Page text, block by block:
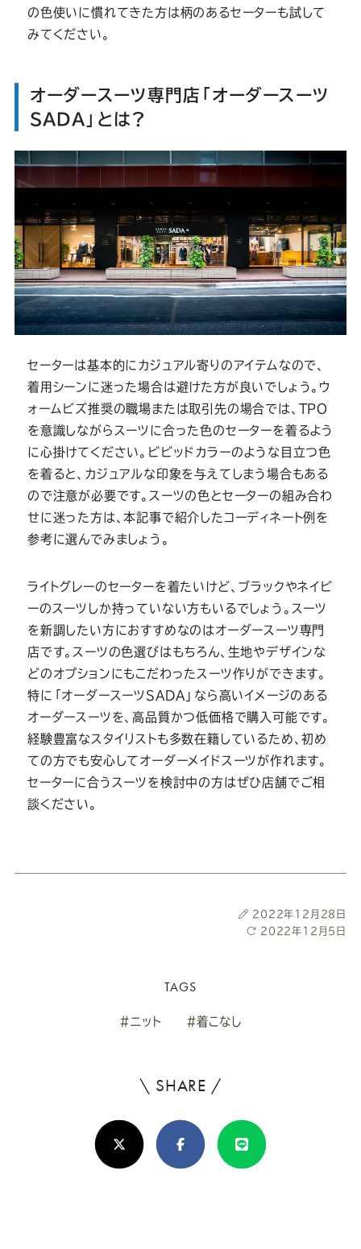
の色使いに慣れてきた方は柄のあるセーターも試して
みてください。
オーダースーツ専門店「オーダースーツ
SADA」とは？
セーターは基本的にカジュアル寄りのアイテムなので、
着用シーンに迷った場合は避けた方が良いでしょう。ウ
ォームビズ推奨の職場または取引先の場合では、TPO
を意識しながらスーツに合った色のセーターを着るよう
に心掛けてください。ビビッドカラーのような目立つ色
を着ると、カジュアルな印象を与えてしまう場合もある
ので注意が必要です。スーツの色とセーターの組み合わ
せに迷った方は、本記事で紹介したコーディネート例を
参考に選んでみましょう。
ライトグレーのセーターを着たいけど、ブラックやネイビ
ーのスーツしか持っていない方もいるでしょう。スーツ
を新調したい方におすすめなのはオーダースーツ専門
店です。スーツの色選びはもちろん、生地やデザインな
どのオプションにもこだわったスーツ作りができます。
特に「オーダースーツSADA」なら高いイメージのある
オーダースーツを、高品質かつ低価格で購入可能です。
経験豊富なスタイリストも多数在籍しているため、初め
ての方でも安心してオーダーメイドスーツが作れます。
セーターに合うスーツを検討中の方はぜひ店舗でご相
談ください。
投
稿
2022年12月28日
最
2022年12月5日
TAGS
#ニット #着こなし
\ SHARE /
ろ
し
け
X(Twitter)FacebookLine